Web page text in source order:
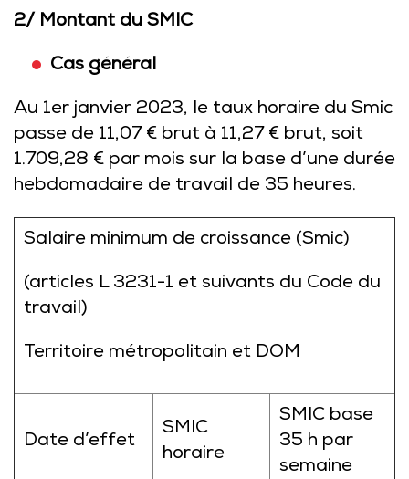
2/ Montant du SMIC
Cas général
Au 1er janvier 2023, le taux horaire du Smic
passe de 11,07 € brut à 11,27 € brut, soit
1.709,28 € par mois sur la base d’une durée
hebdomadaire de travail de 35 heures.
Salaire minimum de croissance (Smic)
(articles L 3231-1 et suivants du Code du
travail)
Territoire métropolitain et DOM
Date d’effet
SMIC
horaire
SMIC base
35 h par
semaine